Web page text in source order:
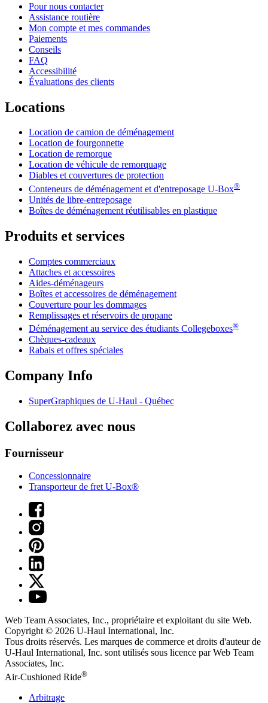
Pour nous contacter
Assistance routière
Mon compte et mes commandes
Paiements
Conseils
FAQ
Accessibilité
Évaluations des clients
Locations
Location de camion de déménagement
Location de fourgonnette
Location de remorque
Location de véhicule de remorquage
Diables et couvertures de protection
Conteneurs de déménagement et d'entreposage U-Box®
Unités de libre-entreposage
Boîtes de déménagement réutilisables en plastique
Produits et services
Comptes commerciaux
Attaches et accessoires
Aides-déménageurs
Boîtes et accessoires de déménagement
Couverture pour les dommages
Remplissages et réservoirs de propane
Déménagement au service des étudiants Collegeboxes®
Chèques-cadeaux
Rabais et offres spéciales
Company Info
SuperGraphiques de U-Haul - Québec
Collaborez avec nous
Fournisseur
Concessionnaire
Transporteur de fret U-Box®
Web Team Associates, Inc., propriétaire et exploitant du site Web.
Copyright © 2026 U-Haul International, Inc.
Tous droits réservés. Les marques de commerce et droits d'auteur de
U-Haul International, Inc. sont utilisés sous licence par Web Team
Associates, Inc.
Air-Cushioned Ride®
Arbitrage